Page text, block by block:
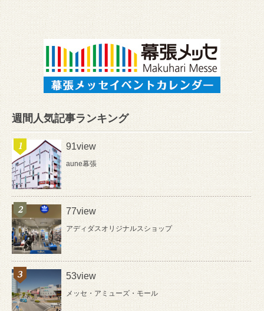
週間人気記事ランキング
91view
aune幕張
77view
アディダスオリジナルスショップ
53view
メッセ・アミューズ・モール